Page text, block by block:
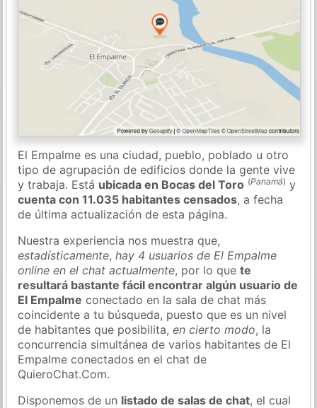
El Empalme es una ciudad, pueblo, poblado u otro
tipo de agrupación de edificios donde la gente vive
y trabaja. Está ubicada en Bocas del Toro (Panamá) y
cuenta con 11.035 habitantes censados, a fecha
de última actualización de esta página.
Nuestra experiencia nos muestra que,
estadísticamente,hay 4 usuarios de El Empalme
online en el chat actualmente, por lo quete
resultará bastante fácil encontrar algún usuario de
El Empalme conectado en la sala de chat más
coincidente a tu búsqueda, puesto que es un nivel
de habitantes que posibilita,en cierto modo, la
concurrencia simultánea de varios habitantes de El
Empalme conectados en el chat de
QuieroChat.Com.
Disponemos de un listado de salas de chat, el cual